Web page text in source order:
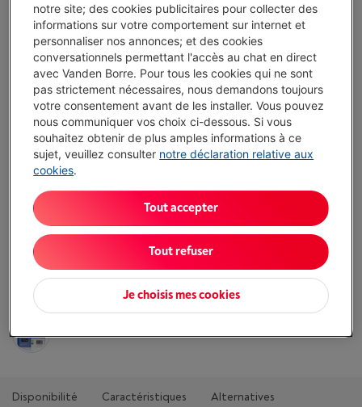
Délai >3 sem. -Voir le stock
€ 30,99
J'achète
Comparer
Afficher toutes les caractéristiques
Existe également dans d'autres couleurs
Disponibilité Caractéristiques Alternatives
notre site; des cookies publicitaires pour collecter des
informations sur votre comportement sur internet et
personnaliser nos annonces; et des cookies
conversationnels permettant l'accès au chat en direct
avec Vanden Borre. Pour tous les cookies qui ne sont
pas strictement nécessaires, nous demandons toujours
votre consentement avant de les installer. Vous pouvez
nous communiquer vos choix ci-dessous. Si vous
souhaitez obtenir de plus amples informations à ce
sujet, veuillez consulter notre déclaration relative aux
cookies.
Je choisis mes cookies
Tout refuser
Tout accepter